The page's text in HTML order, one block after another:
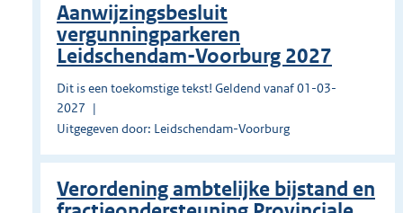
Aanwijzingsbesluit
vergunningparkeren
Leidschendam-Voorburg 2027
Dit is een toekomstige tekst! Geldend vanaf 01-03-
2027
Uitgegeven door: Leidschendam-Voorburg
Verordening ambtelijke bijstand en